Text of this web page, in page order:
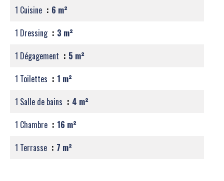
1 Cuisine
6 m²
1 Dressing
3 m²
1 Dégagement
5 m²
1 Toilettes
1 m²
1 Salle de bains
4 m²
1 Chambre
16 m²
1 Terrasse
7 m²